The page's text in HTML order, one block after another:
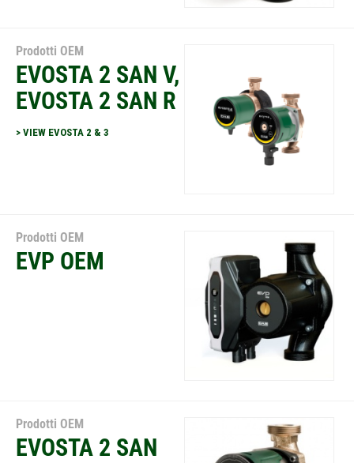
Prodotti OEM
EVOSTA 2 SAN V,
EVOSTA 2 SAN R
> VIEW EVOSTA 2 & 3
Prodotti OEM
EVP OEM
Prodotti OEM
EVOSTA 2 SAN